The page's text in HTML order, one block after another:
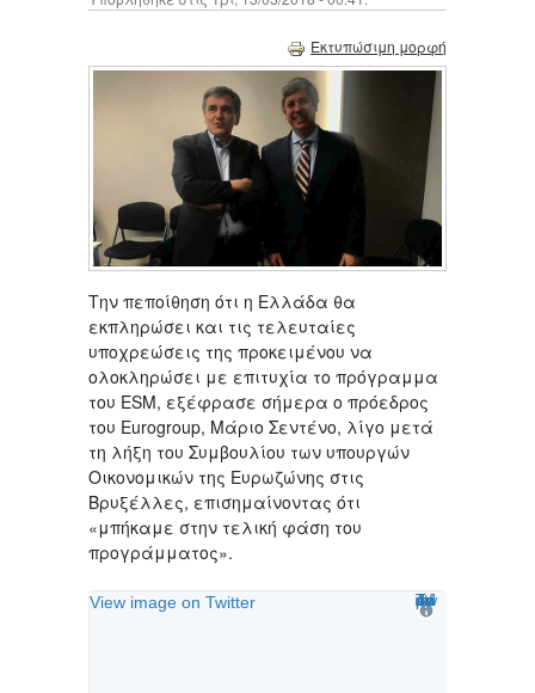
Εκτυπώσιμη μορφή
Tην πεποίθηση ότι η Ελλάδα θα
εκπληρώσει και τις τελευταίες
υποχρεώσεις της προκειμένου να
ολοκληρώσει με επιτυχία το πρόγραμμα
του ΕSM, εξέφρασε σήμερα ο πρόεδρος
του Eurogroup, Mάριο Σεντένο, λίγο μετά
τη λήξη του Συμβουλίου των υπουργών
Οικονομικών της Ευρωζώνης στις
Βρυξέλλες, επισημαίνοντας ότι
«μπήκαμε στην τελική φάση του
προγράμματος».
View image on Twitter Twitter Ads info and privacy